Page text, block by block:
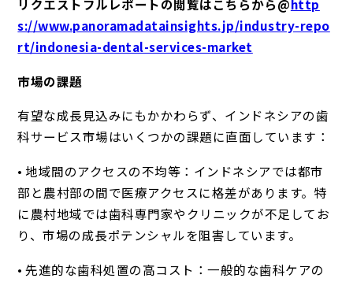
リクエストフルレポートの閲覧はこちらから@http
s://www.panoramadatainsights.jp/industry-repo
rt/indonesia-dental-services-market
市場の課題
有望な成長見込みにもかかわらず、インドネシアの歯
科サービス市場はいくつかの課題に直面しています：
• 地域間のアクセスの不均等：インドネシアでは都市
部と農村部の間で医療アクセスに格差があります。特
に農村地域では歯科専門家やクリニックが不足してお
り、市場の成長ポテンシャルを阻害しています。
• 先進的な歯科処置の高コスト：一般的な歯科ケアの